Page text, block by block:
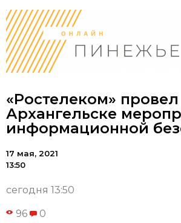
«Ростелеком» провел
Архангельске
информационной
17 мая, 2021
13:50
сегодня 13:50
96 0